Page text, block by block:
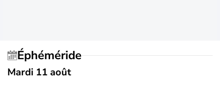
Éphéméride
Mardi 11 août